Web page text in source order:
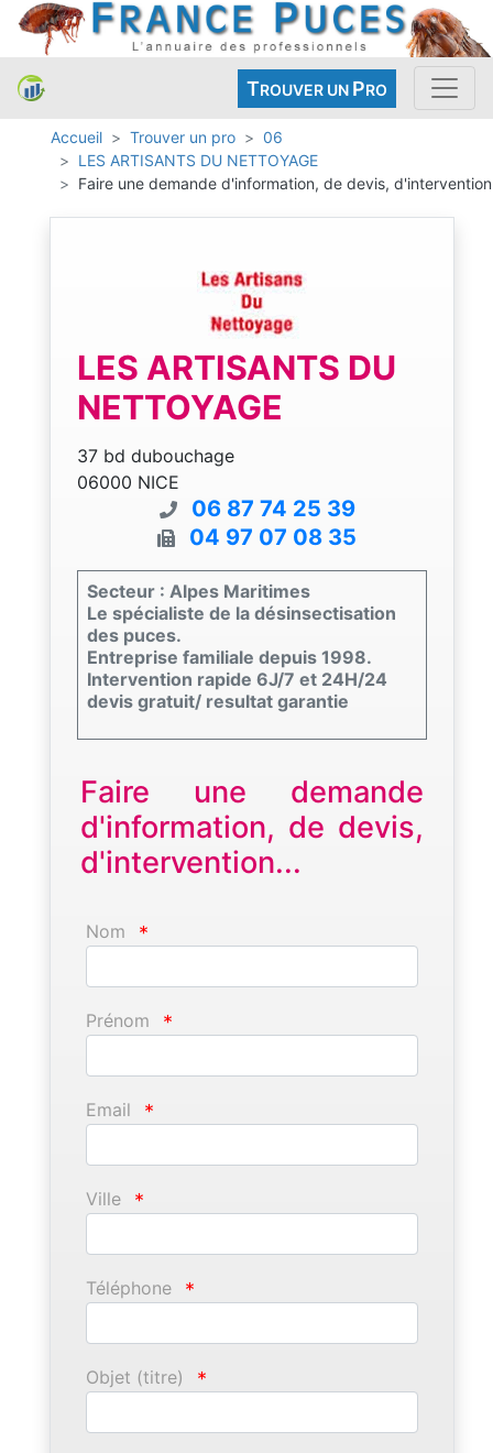
TROUVER UN PRO
Accueil Trouver un pro
06
LES ARTISANTS DU NETTOYAGE
Faire une demande d'information, de devis, d'intervention
LES ARTISANTS DU
NETTOYAGE
37 bd dubouchage
06000 NICE
06 87 74 25 39
04 97 07 08 35
Secteur : Alpes Maritimes
Le spécialiste de la désinsectisation
des puces.
Entreprise familiale depuis 1998.
Intervention rapide 6J/7 et 24H/24
devis gratuit/ resultat garantie
Faire une demande
d'information, de devis,
d'intervention...
Nom *
Prénom *
Email *
Ville *
Téléphone *
Objet (titre) *